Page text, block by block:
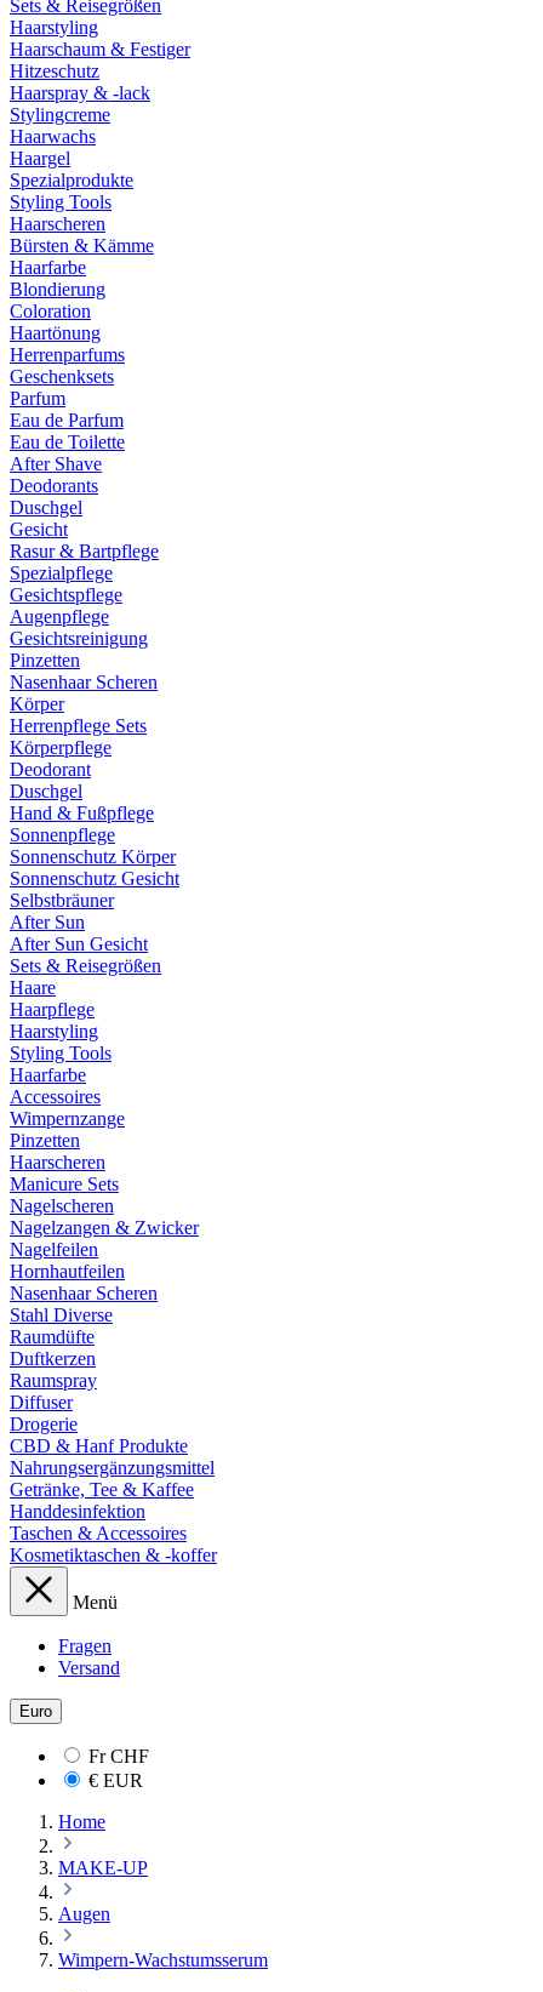
Sets & Reisegrößen
Haarstyling
Haarschaum & Festiger
Hitzeschutz
Haarspray & -lack
Stylingcreme
Haarwachs
Haargel
Spezialprodukte
Styling Tools
Haarscheren
Bürsten & Kämme
Haarfarbe
Blondierung
Coloration
Haartönung
Herrenparfums
Geschenksets
Parfum
Eau de Parfum
Eau de Toilette
After Shave
Deodorants
Duschgel
Gesicht
Rasur & Bartpflege
Spezialpflege
Gesichtspflege
Augenpflege
Gesichtsreinigung
Pinzetten
Nasenhaar Scheren
Körper
Herrenpflege Sets
Körperpflege
Deodorant
Duschgel
Hand & Fußpflege
Sonnenpflege
Sonnenschutz Körper
Sonnenschutz Gesicht
Selbstbräuner
After Sun
After Sun Gesicht
Sets & Reisegrößen
Haare
Haarpflege
Haarstyling
Styling Tools
Haarfarbe
Accessoires
Wimpernzange
Pinzetten
Haarscheren
Manicure Sets
Nagelscheren
Nagelzangen & Zwicker
Nagelfeilen
Hornhautfeilen
Nasenhaar Scheren
Stahl Diverse
Raumdüfte
Duftkerzen
Raumspray
Diffuser
Drogerie
CBD & Hanf Produkte
Nahrungsergänzungsmittel
Getränke, Tee & Kaffee
Handdesinfektion
Taschen & Accessoires
Kosmetiktaschen & -koffer
Menü
Fragen
Versand
Euro
FrCHF
€ EUR
Home
MAKE-UP
Augen
Wimpern-Wachstumsserum